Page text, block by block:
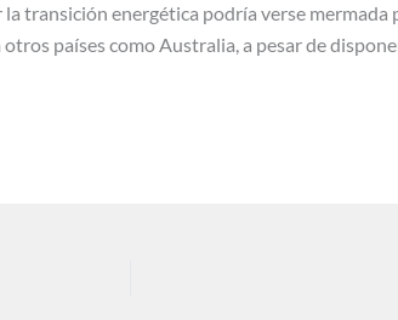
transición energética podría verse mermada
países como Australia, a pesar de